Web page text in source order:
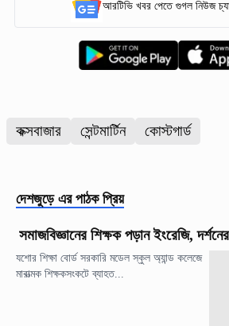
আরটিভি খবর পেতে গুগল নিউজ
কক্সবাজার সেন্টমার্টিন কোস্টগার্ড
দেশজুড়ে এর পাঠক প্রিয়
সমাজবিজ্ঞানের শিক্ষক পড়ান ইংরেজি,
যশোর শিক্ষা বোর্ড সরকারি মডেল স্কুল অ্যান্ড কলেজে
মারাত্মক শিক্ষকসংকটে ব্যাহত...